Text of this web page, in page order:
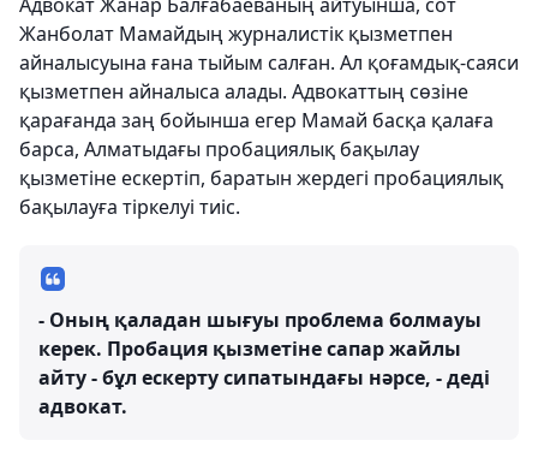
Жанболат Мамайдың журналистік қызметпен
айналысуына ғана тыйым салған. Ал қоғамдық-саяси
қызметпен айналыса алады. Адвокаттың сөзіне
қарағанда заң бойынша егер Мамай басқа қалаға
барса, Алматыдағы пробациялық бақылау
қызметіне ескертіп, баратын жердегі пробациялық
бақылауға тіркелуі тиіс.
- Оның қаладан шығуы проблема болмауы
керек. Пробация қызметіне сапар жайлы
айту - бұл ескерту сипатындағы нәрсе, - деді
адвокат.